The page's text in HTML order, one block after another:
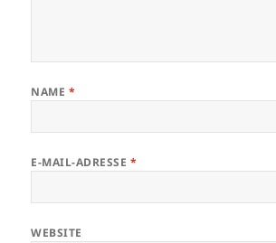
NAME *
E-MAIL-ADRESSE *
WEBSITE